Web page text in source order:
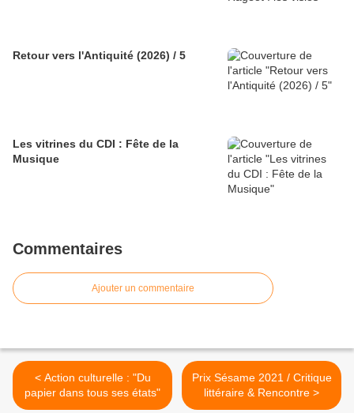
Retour vers l'Antiquité (2026) / 5
Les vitrines du CDI : Fête de la
Musique
Commentaires
Ajouter un commentaire
< Action culturelle : "Du
papier dans tous ses états"
Prix Sésame 2021 / Critique
littéraire & Rencontre >